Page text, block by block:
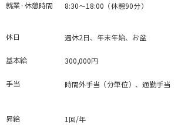
就業・休憩時間 8:30～18:00（休憩90分）
休日 週休2日、年末年始、お盆
​基本給 300,000円
手当 時間外手当（分単位）、通勤手当
昇給 1回/年